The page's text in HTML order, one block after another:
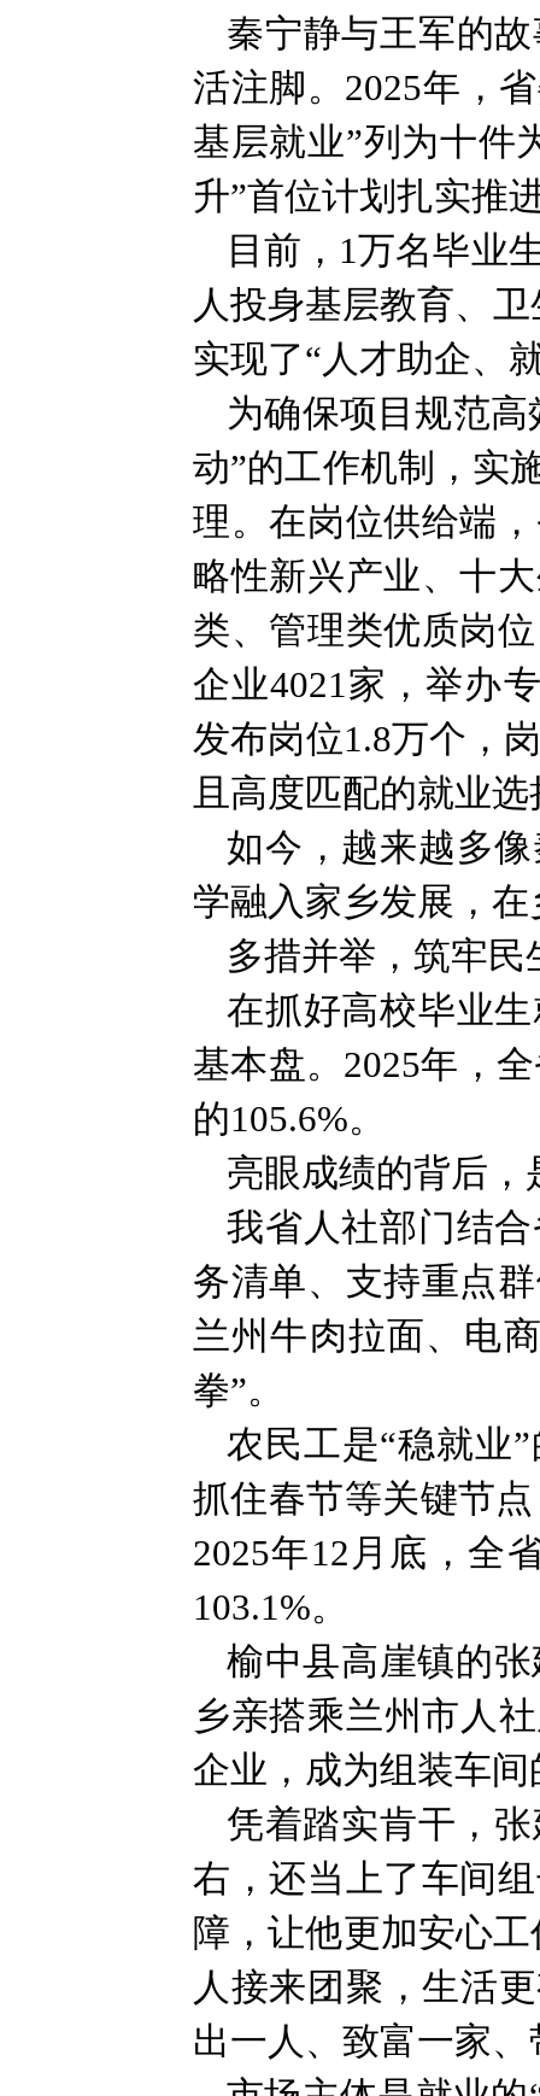
秦宁静与王军的
活注脚。2025年，
基层就业”列为十件
升”首位计划扎实推
目前，1万名毕业
人投身基层教育、
实现了“人才助企、
为确保项目规范
动”的工作机制，实
理。在岗位供给端
略性新兴产业、十
类、管理类优质岗
企业4021家，举办
发布岗位1.8万个，
且高度匹配的就业
如今，越来越多
学融入家乡发展，
多措并举，筑牢民
在抓好高校毕业
基本盘。2025年，
的105.6%。
亮眼成绩的背后
我省人社部门结
务清单、支持重点
兰州牛肉拉面、电
拳”。
农民工是“稳就业
抓住春节等关键节
2025年12月底，全
103.1%。
榆中县高崖镇的
乡亲搭乘兰州市人
企业，成为组装车
凭着踏实肯干，
右，还当上了车间
障，让他更加安心
人接来团聚，生活
出一人、致富一家